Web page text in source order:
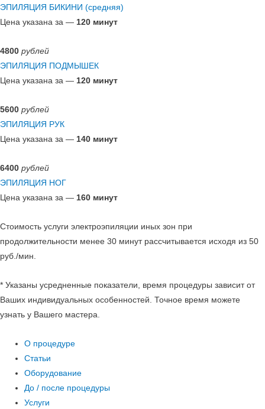
ЭПИЛЯЦИЯ БИКИНИ (средняя)
Цена указана за — 120 минут
4800 рублей
ЭПИЛЯЦИЯ ПОДМЫШЕК
Цена указана за — 120 минут
5600 рублей
ЭПИЛЯЦИЯ РУК
Цена указана за — 140 минут
6400 рублей
ЭПИЛЯЦИЯ НОГ
Цена указана за — 160 минут
Стоимость услуги электроэпиляции иных зон при
продолжительности менее 30 минут рассчитывается исходя из 50
руб./мин.
* Указаны усредненные показатели, время процедуры зависит от
Ваших индивидуальных особенностей. Точное время можете
узнать у Вашего мастера.
О процедуре
Статьи
Оборудование
До / после процедуры
Услуги